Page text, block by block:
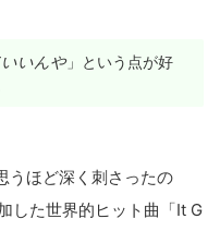
いんや」という点が好
うほど深く刺さったの
した世界的ヒット曲「It G